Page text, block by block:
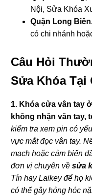
Nội, Sửa Khóa
Quận Long
có chi nhánh
Câu Hỏi
Sửa Khóa Tại
1. Khóa cửa vân tay
không nhận vân tay,
kiểm tra xem pin có
vực mắt đọc vân tay.
mạch hoặc cảm biến
đơn vị chuyên vềsửa
Tín hay Laikey để họ
có thể gây hỏng hóc